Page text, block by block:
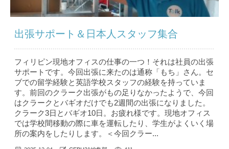
出張サポート＆日本人スタッフ集合
フィリピン現地オフィスの仕事の一つ！それは社員の出張
サポートです。今回出張に来たのは通称「もち」さん。セ
ブでの留学経験と英語学校スタッフの経験を持っていま
す。前回のクラーク出張がもの足りなかったようで、今回
はクラークとバギオだけでも2週間の出張になりました。
クラーク3日とバギオ10日。お疲れ様です。現地オフィス
では学校間移動の際に車を運転したり、学生がよくいく場
所の案内をしたりします。＜今回クラー...